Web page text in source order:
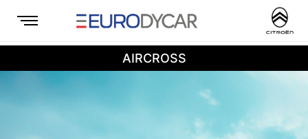
AIRCROSS